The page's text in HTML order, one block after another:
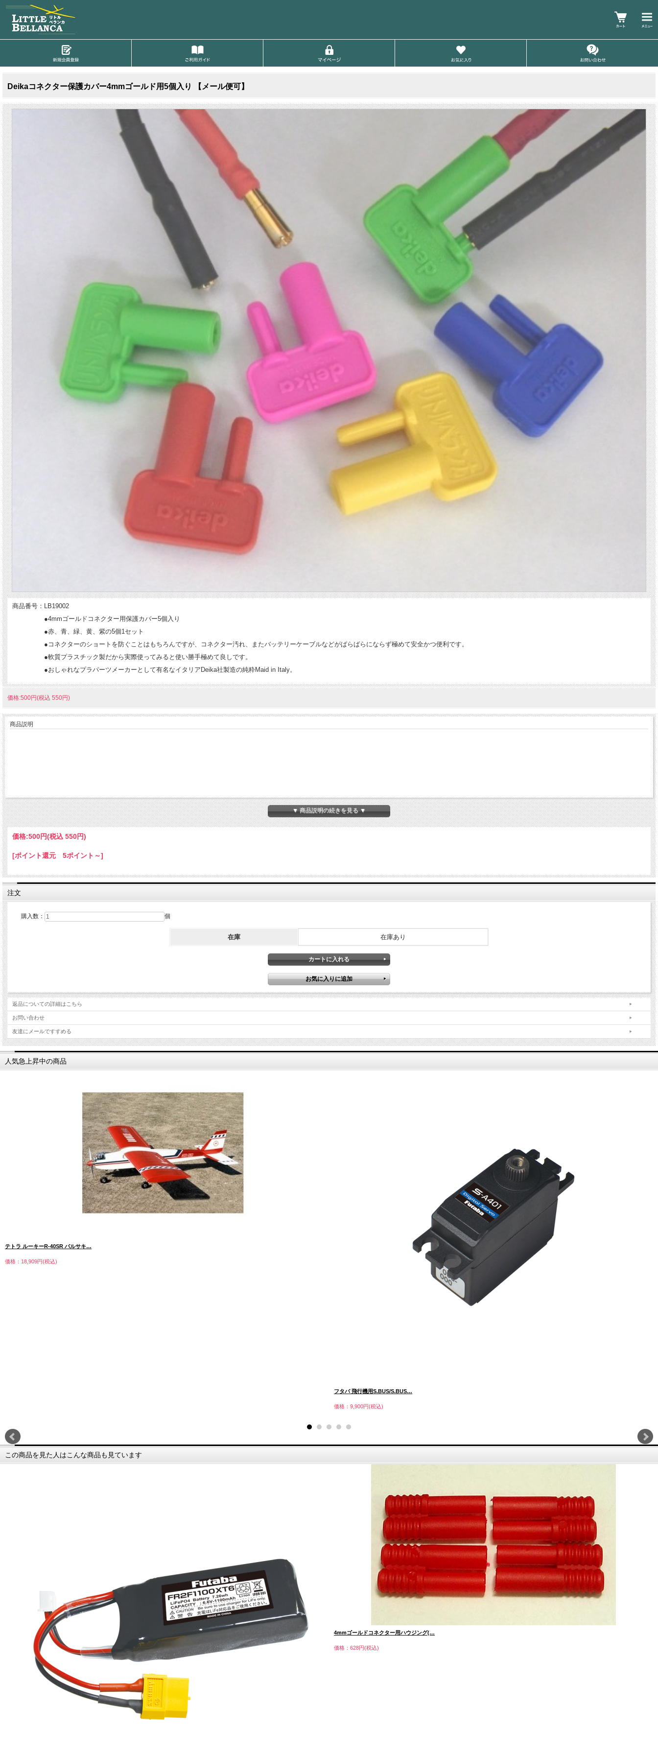
Deikaコネクター保護カバー4mmゴールド用5個入り 【メール便可】
商品番号：LB19002
●4mmゴールドコネクター用保護カバー5個入り
●赤、青、緑、黄、紫の5個1セット
●コネクターのショートを防ぐことはもちろんですが、コネクター汚れ、またバッテリーケーブルなどがばらばらにならず極めて安全かつ便利です。
●軟質プラスチック製だから実際使ってみると使い勝手極めて良しです。
●おしゃれなプラパーツメーカーとして有名なイタリアDeika社製造の純粋Maid in Italy。
価格:500円(税込 550円)
商品説明
▼ 商品説明の続きを見る ▼
価格:500円(税込 550円)
[ポイント還元 5ポイント～]
注文
購入数： 個
在庫 在庫あり
返品についての詳細はこちら
お問い合わせ
友達にメールですすめる
人気急上昇中の商品
テトラ ルーキーR-40SR バルサキ…
価格：18,909円(税込)
フタバ 飛行機用S.BUS/S.BUS…
価格：9,900円(税込)
この商品を見た人はこんな商品も見ています
4mmゴールドコネクター用ハウジング(…
価格：628円(税込)